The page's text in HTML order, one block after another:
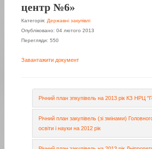
центр №6»
Категорія: Державні закупівлі
Опубліковано: 04 лютого 2013
Перегляди: 550
Завантажити документ
Річний план зпкупівель на 2013 рік КЗ НРЦ
Річний план закупівель (зі змінами)
освіти і науки на 2012 рік